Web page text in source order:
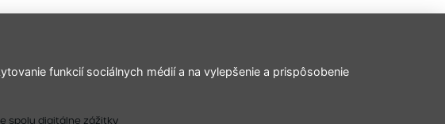
spolu digitálne zážitky
funkcií sociálnych médií a na vylepšenie a prispôsobenie